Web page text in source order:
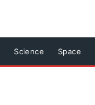
Science Space